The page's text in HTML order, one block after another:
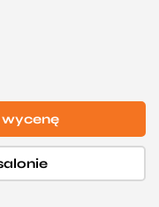
wycenę